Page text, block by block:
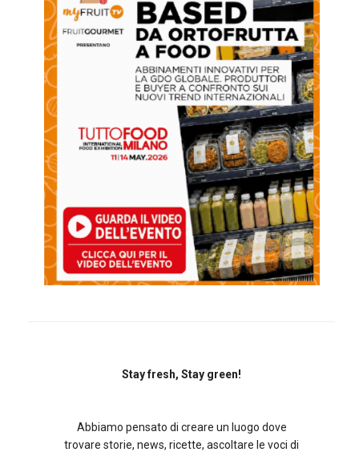
Stay fresh, Stay green!
Abbiamo pensato di creare un luogo dove
trovare storie, news, ricette, ascoltare le voci di